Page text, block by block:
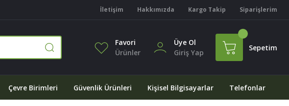
İletişim Hakkımızda Kargo Takip Siparişlerim
Favori
Ürünler
Üye Ol
Giriş Yap
Sepetim
Çevre Birimleri Güvenlik Ürünleri Kişisel Bilgisayarlar Telefonlar